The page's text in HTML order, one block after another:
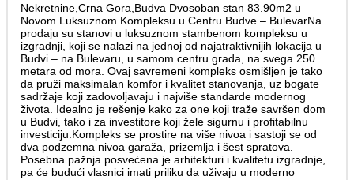
Nekretnine,Crna Gora,Budva Dvosoban stan 83.90m2 u
Novom Luksuznom Kompleksu u Centru Budve – BulevarNa
prodaju su stanovi u luksuznom stambenom kompleksu u
izgradnji, koji se nalazi na jednoj od najatraktivnijih lokacija u
Budvi – na Bulevaru, u samom centru grada, na svega 250
metara od mora. Ovaj savremeni kompleks osmišljen je tako
da pruži maksimalan komfor i kvalitet stanovanja, uz bogate
sadržaje koji zadovoljavaju i najviše standarde modernog
života. Idealno je rešenje kako za one koji traže savršen dom
u Budvi, tako i za investitore koji žele sigurnu i profitabilnu
investiciju.Kompleks se prostire na više nivoa i sastoji se od
dva podzemna nivoa garaža, prizemlja i šest spratova.
Posebna pažnja posvećena je arhitekturi i kvalitetu izgradnje,
pa će budući vlasnici imati priliku da uživaju u moderno